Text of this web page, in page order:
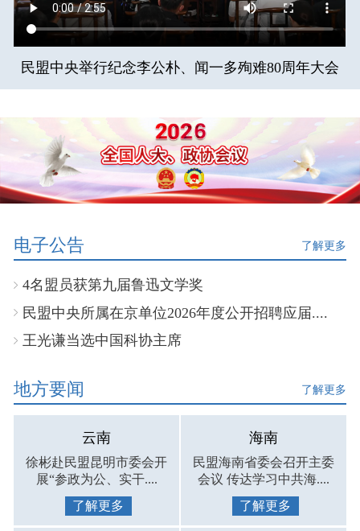
民盟中央举行纪念李公朴、闻一多殉难80周年大会
电子公告 了解更多
4名盟员获第九届鲁迅文学奖
民盟中央所属在京单位2026年度公开招聘应届....
王光谦当选中国科协主席
地方要闻 了解更多
云南
徐彬赴民盟昆明市委会开
展“参政为公、实干....
了解更多
海南
民盟海南省委会召开主委
会议 传达学习中共海....
了解更多